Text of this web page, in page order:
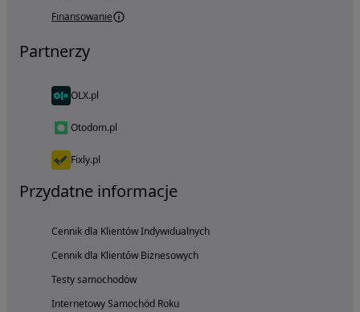
Finansowanie
Partnerzy
OLX.pl
Otodom.pl
Fixly.pl
Przydatne informacje
Cennik dla Klientów Indywidualnych
Cennik dla Klientów Biznesowych
Testy samochodów
Internetowy Samochód Roku